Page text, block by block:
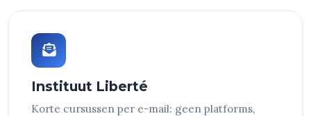
Instituut Liberté
Korte cursussen per e-mail: geen platforms,